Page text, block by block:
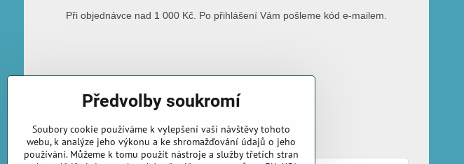
Při objednávce nad 1 000 Kč. Po přihlášení Vám pošleme kód e-mailem.
E-mailová adresa
Předvolby soukromí
Soubory cookie používáme k vylepšení vaší návštěvy tohoto
webu, k analýze jeho výkonu a ke shromažďování údajů o jeho
používání. Můžeme k tomu použít nástroje a služby třetích stran